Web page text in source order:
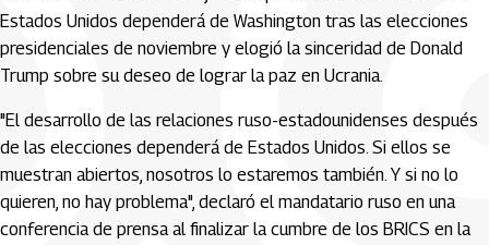
Estados Unidos dependerá de Washington tras las elecciones
presidenciales de noviembre y elogió la sinceridad de Donald
Trump sobre su deseo de lograr la paz en Ucrania.
"El desarrollo de las relaciones ruso-estadounidenses después
de las elecciones dependerá de Estados Unidos. Si ellos se
muestran abiertos, nosotros lo estaremos también. Y si no lo
quieren, no hay problema", declaró el mandatario ruso en una
conferencia de prensa al finalizar la cumbre de los BRICS en la